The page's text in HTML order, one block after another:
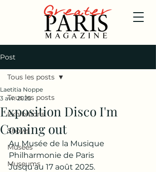
Post
Tous les posts
Exhibitions
Shows
Musées
Museums
Tous les posts
Exposition Disco I'm
Coming out
Laetitia Noppe
3 avr. 2025
Au Musée de la Musique
Philharmonie de Paris
Jusqu'au 17 août 2025.